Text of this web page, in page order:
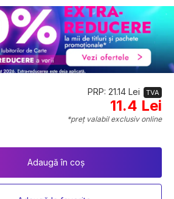
PRP: 21.14 Lei TVA
11.4 Lei
*preț valabil exclusiv online
Adaugă în coș